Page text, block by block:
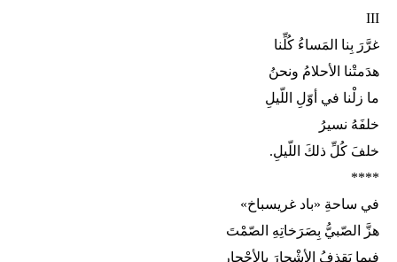
III
غرَّرَ بِنا المَساءُ كُلِّنا
هدَمتْنا الأحلامُ ونحنُ
ما زلْنا في أوّلِ اللّيلِ
خلفَهُ نسيرُ
خلفَ كُلِّ ذلكَ اللّيلِ.
****
في ساحةِ «باد غريسباخ»
هزَّ الصّبيُّ بِصَرَخاتِهِ الصّمْتَ
فيما يَقذِفُ الأشْجارَ بالأحْجارِ